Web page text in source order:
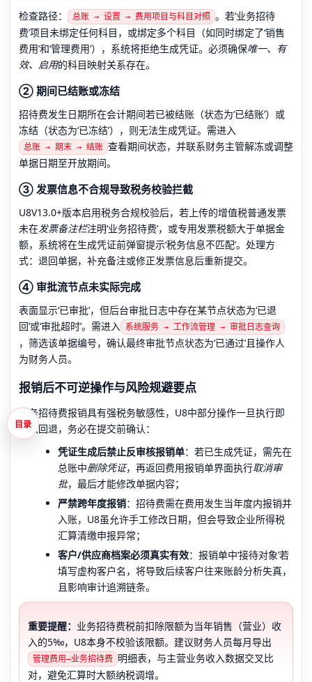
检查路径： 总账 → 设置 → 费用项目与科目对照 。若‘业务招待
费’项目未绑定任何科目，或绑定多个科目（如同时绑定了‘销售
费用’和‘管理费用’），系统将拒绝生成凭证。必须确保唯一、有
效、启用的科目映射关系存在。
② 期间已结账或冻结
招待费发生日期所在会计期间若已被结账（状态为‘已结账’）或
冻结（状态为‘已冻结’），则无法生成凭证。需进入
总账 → 期末 → 结账 查看期间状态，并联系财务主管解冻或调整
单据日期至开放期间。
③ 发票信息不合规导致税务校验拦截
U8V13.0+版本启用税务合规校验后，若上传的增值税普通发票
未在发票备注栏注明‘业务招待费’，或专用发票税额大于单据金
额，系统将在生成凭证前弹窗提示‘税务信息不匹配’。处理方
式：退回单据，补充备注或修正发票信息后重新提交。
④ 审批流节点未实际完成
表面显示‘已审批’，但后台审批日志中存在某节点状态为‘已退
回’或‘审批超时’。需进入
系统服务 → 工作流管理 → 审批日志查询
，筛选该单据编号，确认最终审批节点状态为‘已通过’且操作人
为财务人员。
报销后不可逆操作与风险规避要点
业务招待费报销具有强税务敏感性，U8中部分操作一旦执行即
无法回退，务必在提交前确认：
凭证生成后禁止反审核报销单：若已生成凭证，需先在
总账中删除凭证，再返回费用报销单界面执行取消审
批，最后才能修改单据内容；
严禁跨年度报销：招待费需在费用发生当年度内报销并
入账，U8虽允许手工修改日期，但会导致企业所得税
汇算清缴申报异常；
客户/供应商档案必须真实有效：报销单中‘接待对象’若
填写虚构客户名，将导致后续客户往来账龄分析失真，
且影响审计追溯链条。
重要提醒： 业务招待费税前扣除限额为当年销售（营业）收
入的5‰，U8本身不校验该限额。建议财务人员每月导出
管理费用—业务招待费 明细表，与主营业务收入数据交叉比
对，避免汇算时大额纳税调增。
目录